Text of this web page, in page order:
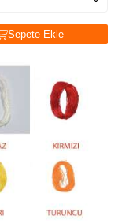
Sepete Ekle